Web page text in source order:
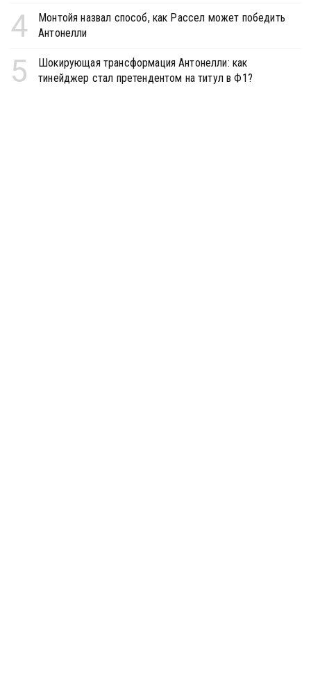
4
Монтойя назвал способ, как Рассел может победить
Антонелли
5
Шокирующая трансформация Антонелли: как
тинейджер стал претендентом на титул в Ф1?